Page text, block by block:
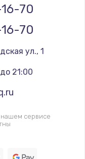
70
70
ул., 1
21:00
сервисе